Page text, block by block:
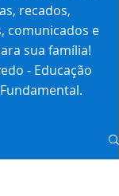
recados,
comunicados e
sua família!
- Educação